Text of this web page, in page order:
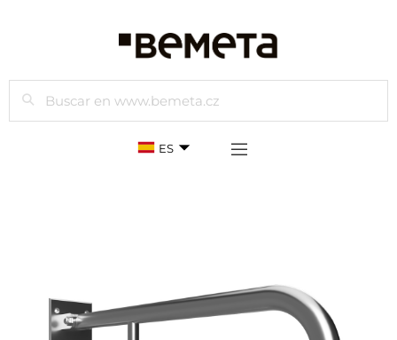
Buscar
ES